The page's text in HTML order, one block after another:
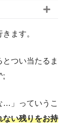
ます。
つい当たるま
…」っていうこ
ない残りをお持